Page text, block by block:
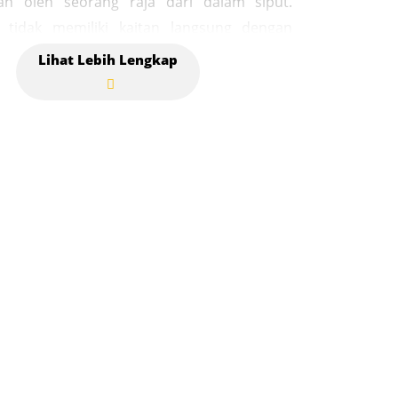
seperti Sultan Iskandar Muda, yang
berada di Banda Aceh. Makam Putroe